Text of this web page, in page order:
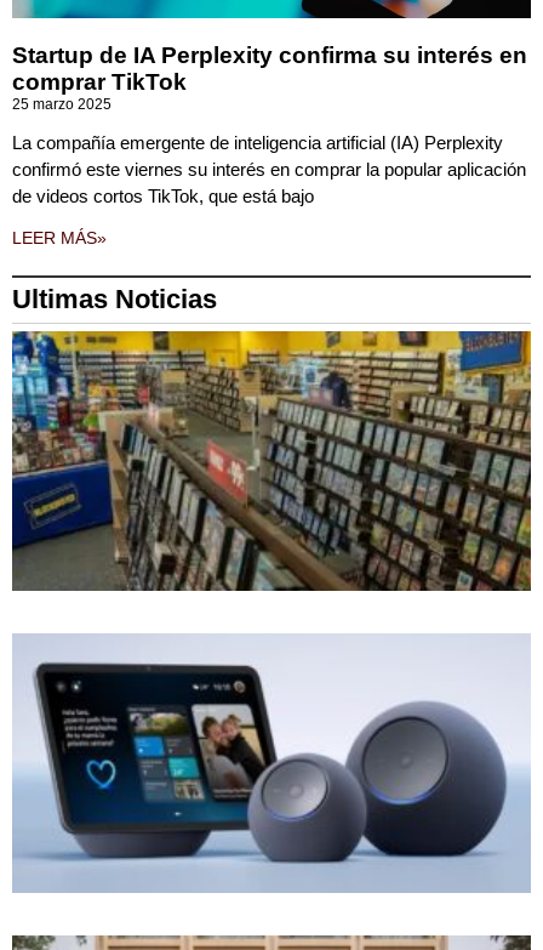
Startup de IA Perplexity confirma su interés en
comprar TikTok
25 marzo 2025
La compañía emergente de inteligencia artificial (IA) Perplexity
confirmó este viernes su interés en comprar la popular aplicación
de videos cortos TikTok, que está bajo
LEER MÁS»
Ultimas Noticias